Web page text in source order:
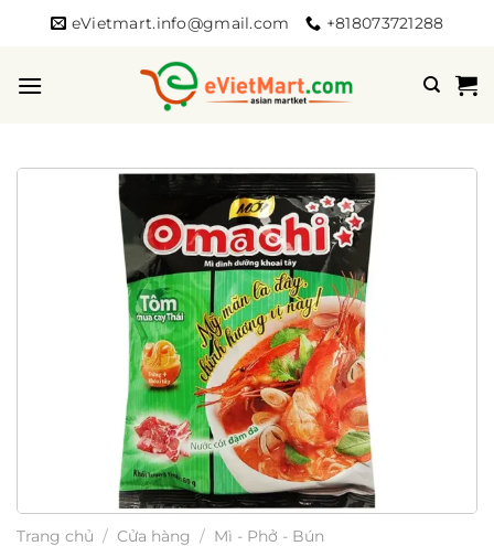
dung
eVietmart.info@gmail.com +818073721288
Trang chủ / Cửa hàng / Mì - Phở - Bún